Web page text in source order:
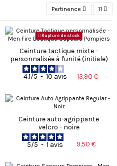
Pertinence 11
Rupture de stock
Ceinture tactique mixte -
personnalisée à l'unité (initiale)
4.1/5 - 10 avis 13,90 €
Ceinture auto-agrippante
velcro - noire
5/5 - 1 avis 9,50 €